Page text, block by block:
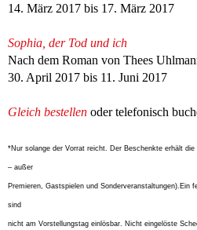
14. März 2017 bis 17. März 2017
Sophia, der Tod und ich
Nach dem Roman von Thees
30. April 2017 bis 11. Juni 2017
Gleich bestellen oder telefonisch
*Nur solange der Vorrat reicht. Der Beschenkte erhält
– außer
Premieren, Gastspielen und
sind
nicht am Vorstellungstag einlösbar. Nicht eingelöste